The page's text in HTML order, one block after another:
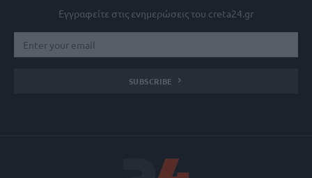
Εγγραφείτε στις ενημερώσεις του creta24.gr
SUBSCRIBE